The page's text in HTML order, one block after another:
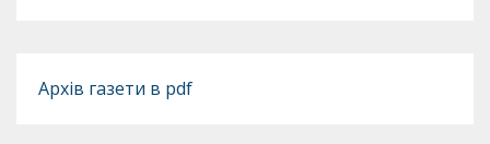
Архів газети в pdf